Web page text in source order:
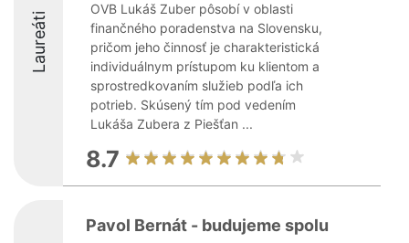
Laureáti
OVB Lukáš Zuber pôsobí v oblasti
finančného poradenstva na Slovensku,
pričom jeho činnosť je charakteristická
individuálnym prístupom ku klientom a
sprostredkovaním služieb podľa ich
potrieb. Skúsený tím pod vedením
Lukáša Zubera z Piešťan ...
8.7
Pavol Bernát - budujeme spolu